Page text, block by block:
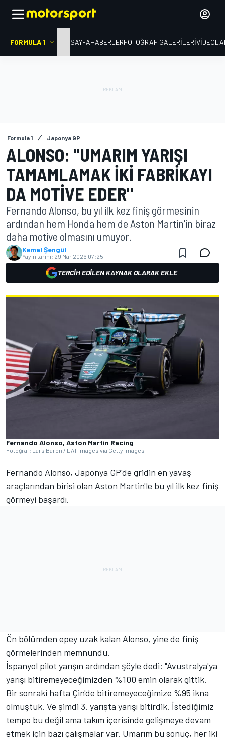
FORMULA 1 ANA SAYFAHABERLERFOTOĞRAF GALERILERI
Formula 1 Japonya GP
ALONSO: "UMARIM YARIŞI
TAMAMLAMAK IKI FABRIKAYI
DA MOTIVE EDER"
Fernando Alonso, bu yıl ilk kez finiş görmesinin
ardından hem Honda hem de Aston Martin'in biraz
daha motive olmasını umuyor.
Kemal Şengül
Yayın tarihi: 29 Mar 2026 07:25
TERCIH EDILEN KAYNAK OLARAK EKLE
Fernando Alonso, Aston Martin Racing
Fotoğraf: Lars Baron / LAT Images via Getty Images
Fernando Alonso, Japonya GP'de gridin en yavaş
araçlarından birisi olan Aston Martin'le bu yıl ilk kez finiş
görmeyi başardı.
Ön bölümden epey uzak kalan Alonso, yine de finiş
görmelerinden memnundu.
İspanyol pilot yarışın ardından şöyle dedi: "Avustralya'ya
yarışı bitiremeyeceğimizden %100 emin olarak gittik.
Bir sonraki hafta Çin'de bitiremeyeceğimize %95 ikna
olmuştuk. Ve şimdi 3. yarışta yarışı bitirdik. İstediğimiz
tempo bu değil ama takım içerisinde gelişmeye devam
etmek için bazı çalışmalar var. Umarım bu sonuç, her iki